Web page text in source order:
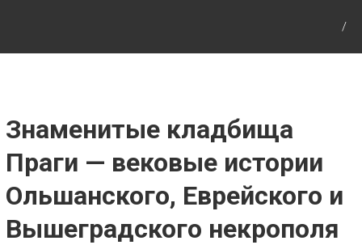
Знаменитые кладбища
Праги — вековые истории
Ольшанского, Еврейского и
Вышеградского некрополя